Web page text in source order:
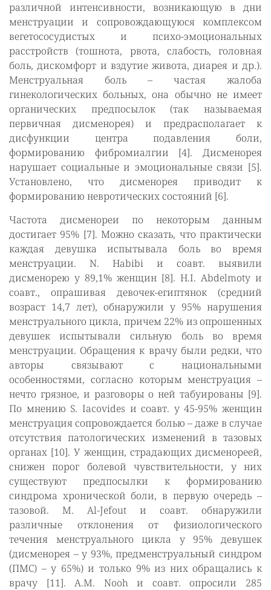
различной интенсивности, возникающую в дни
менструации и сопровождающуюся комплексом
вегетососудистых и психо-эмоциональных
расстройств (тошнота, рвота, слабость, головная
боль, дискомфорт и вздутие живота, диарея и др.).
Менструальная боль – частая жалоба
гинекологических больных, она обычно не имеет
органических предпосылок (так называемая
первичная дисменорея) и предрасполагает к
дисфункции центра подавления боли,
формированию фибромиалгии [4]. Дисменорея
нарушает социальные и эмоциональные связи [5].
Установлено, что дисменорея приводит к
формированию невротических состояний [6].
Частота дисменореи по некоторым данным
достигает 95% [7]. Можно сказать, что практически
каждая девушка испытывала боль во время
менструации. N. Habibi и соавт. выявили
дисменорею у 89,1% женщин [8]. H.I. Abdelmoty и
соавт., опрашивая девочек-египтянок (средний
возраст 14,7 лет), обнаружили у 95% нарушения
менструального цикла, причем 22% из опрошенных
девушек испытывали сильную боль во время
менструации. Обращения к врачу были редки, что
авторы связывают с национальными
особенностями, согласно которым менструация –
нечто грязное, и разговоры о ней табуированы [9].
По мнению S. Iacovides и соавт. у 45-95% женщин
менструация сопровождается болью – даже в случае
отсутствия патологических изменений в тазовых
органах [10]. У женщин, страдающих дисменореей,
снижен порог болевой чувствительности, у них
существуют предпосылки к формированию
синдрома хронической боли, в первую очередь –
тазовой. M. Al-Jefout и соавт. обнаружили
различные отклонения от физиологического
течения менструального цикла у 95% девушек
(дисменорея – у 93%, предменструальный синдром
(ПМС) – у 65%) и только 9% из них обращались к
врачу [11]. A.M. Nooh и соавт. опросили 285